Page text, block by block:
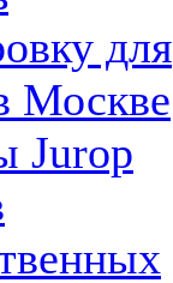
для
Москве
Jurop